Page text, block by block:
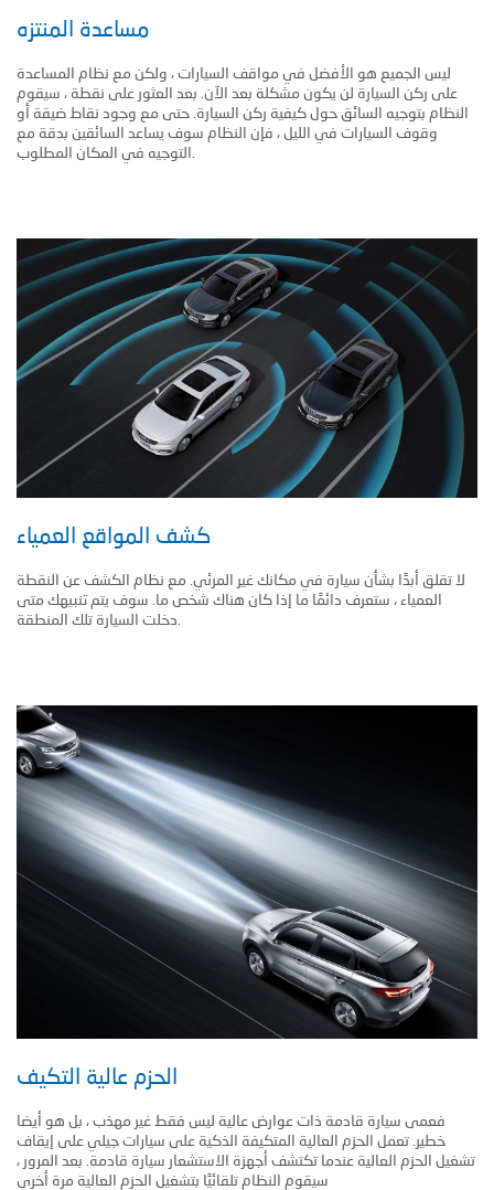
مساعدة المنتزه
ليس الجميع هو الأفضل في مواقف السيارات ، ولكن مع نظام المساعدة
على ركن السيارة لن يكون مشكلة بعد الآن. بعد العثور على نقطة ، سيقوم
النظام بتوجيه السائق حول كيفية ركن السيارة. حتى مع وجود نقاط ضيقة أو
وقوف السيارات في الليل ، فإن النظام سوف يساعد السائقين بدقة مع
كشف المواقع العمياء
لا تقلق أبدًا بشأن سيارة في مكانك غير المرئي. مع نظام الكشف عن النقطة
العمياء ، ستعرف دائمًا ما إذا كان هناك شخص ما. سوف يتم تنبيهك متى
الحزم عالية التكيف
فعمى سيارة قادمة ذات عوارض عالية ليس فقط غير مهذب ، بل هو أيضا
خطير. تعمل الحزم العالية المتكيفة الذكية على سيارات جيلي على إيقاف
تشغيل الحزم العالية عندما تكتشف أجهزة الاستشعار سيارة قادمة. بعد المرور ،
سيقوم النظام تلقائيًا بتشغيل الحزم العالية مرة أخرى